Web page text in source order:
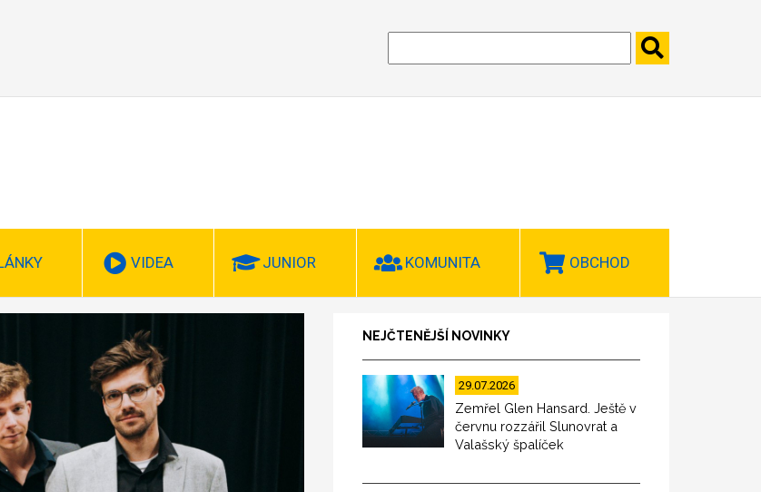
VIDEA JUNIOR KOMUNITA OBCHOD
NEJČTENĚJŠÍ NOVINKY
29.07.2026
Zemřel Glen Hansard. Ještě v
červnu rozzářil Slunovrat a
Valašský špalíček